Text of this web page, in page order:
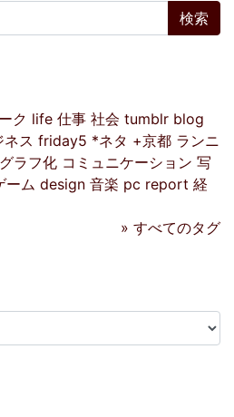
ク life 仕事 社会 tumblr blog
ネス friday5 *ネタ +京都 ランニ
グラフ化 コミュニケーション 写
ーム design 音楽 pc report 経
» すべてのタグ